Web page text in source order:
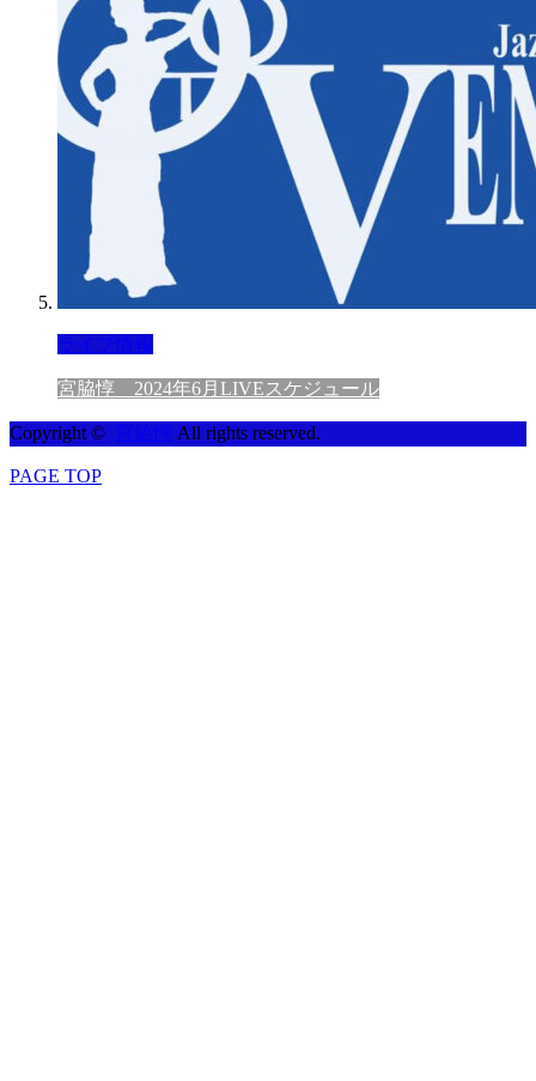
ライブ情報
宮脇惇 2024年6月LIVEスケジュール
Copyright © 宮脇惇 All rights reserved.
PAGE TOP